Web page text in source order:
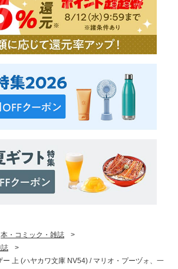
本・コミック・雑誌
>
>
ー 上 (ハヤカワ文庫 NV54) / マリオ・プーヅォ、一